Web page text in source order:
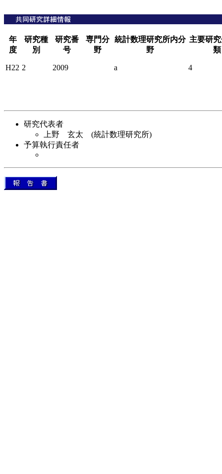
年
度
研究種
別
研究番
号
専門分
野
統計数理研究所内分
野
主要研
類
H22 2 2009 a 4
研究代表者
上野 玄太 (統計数理研究所)
予算執行責任者